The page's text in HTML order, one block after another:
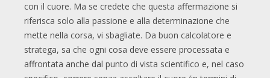
con il cuore. Ma se credete che questa affermazione si
riferisca solo alla passione e alla determinazione che
mette nella corsa, vi sbagliate. Da buon calcolatore e
stratega, sa che ogni cosa deve essere processata e
affrontata anche dal punto di vista scientifico e, nel caso